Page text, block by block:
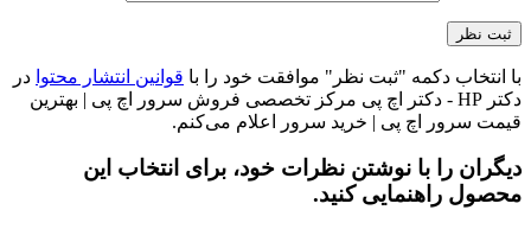
با انتخاب دکمه "ثبت نظر" موافقت خود را با قوانین انتشار محتوا در
دکتر HP - دکتر اچ پی مرکز تخصصی فروش سرور اچ پی | بهترین
قیمت سرور اچ پی | خرید سرور اعلام می‌کنم.
دیگران را با نوشتن نظرات خود، برای انتخاب این
محصول راهنمایی کنید.